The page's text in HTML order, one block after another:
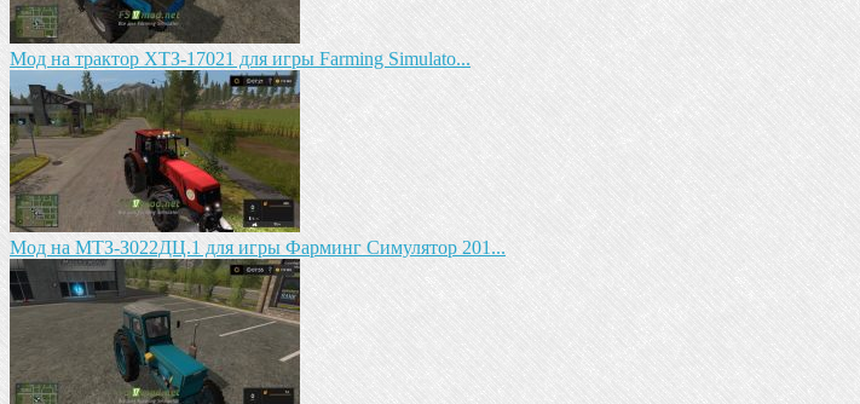
Mод на трактор ХТЗ-17021 для игры Farming Simulato...
Mод на MTЗ-З022ДЦ.1 для игры Фарминг Симулятор 201...